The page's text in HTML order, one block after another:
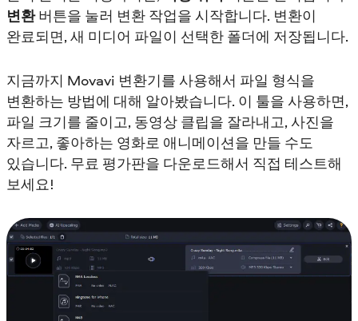
변환버튼을 눌러 변환 작업을 시작합니다. 변환이
완료되면, 새 미디어 파일이 선택한 폴더에 저장됩니다.
지금까지 Movavi 변환기를 사용해서 파일 형식을
변환하는 방법에 대해 알아봤습니다. 이 툴을 사용하면,
파일 크기를 줄이고, 동영상 클립을 잘라내고, 사진을
자르고, 좋아하는 영화로 애니메이션을 만들 수도
있습니다. 무료 평가판을 다운로드해서 직접 테스트해
보세요!